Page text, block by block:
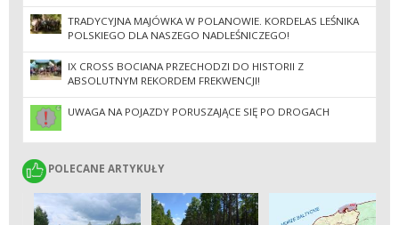
TRADYCYJNA MAJÓWKA W POLANOWIE. KORDELAS LEŚNIKA
POLSKIEGO DLA NASZEGO NADLEŚNICZEGO!
IX CROSS BOCIANA PRZECHODZI DO HISTORII Z
ABSOLUTNYM REKORDEM FREKWENCJI!
UWAGA NA POJAZDY PORUSZAJĄCE SIĘ PO DROGACH
POLECANE ARTYKUŁY
POLECANE ARTYKUŁY